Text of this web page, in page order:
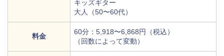
キッズギター
大人（50〜60代）
料金
60分：5,918〜6,868円（税込）
（回数によって変動）